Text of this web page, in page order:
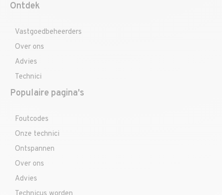
Ontdek
Vastgoedbeheerders
Over ons
Advies
Technici
Populaire pagina's
Foutcodes
Onze technici
Ontspannen
Over ons
Advies